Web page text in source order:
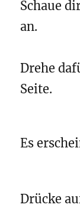
Schaue
an.
Drehe
Seite.
Es
Drücke